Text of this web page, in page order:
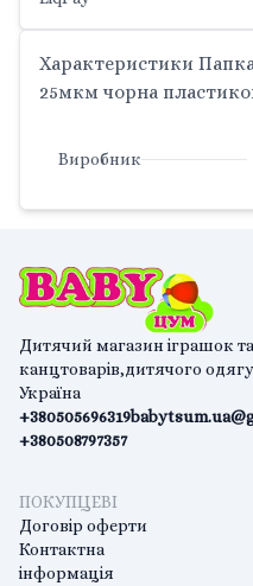
Характеристики
25мкм чорна
Виробник
Дитячий магазин іграшок та
канцтоварів,дитячого
Україна
+380505696319
+380508797357
ПОКУПЦЕВІ
Договір оферти
Контактна
інформація